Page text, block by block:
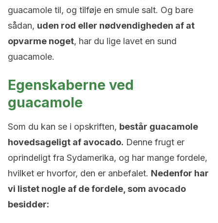
guacamole til, og tilføje en smule salt. Og bare
sådan, uden rod eller nødvendigheden af at
opvarme noget, har du lige lavet en sund
guacamole.
Egenskaberne ved
guacamole
Som du kan se i opskriften, består guacamole
hovedsageligt af avocado. Denne frugt er
oprindeligt fra Sydamerika, og har mange fordele,
hvilket er hvorfor, den er anbefalet. Nedenfor har
vi listet nogle af de fordele, som avocado
besidder: